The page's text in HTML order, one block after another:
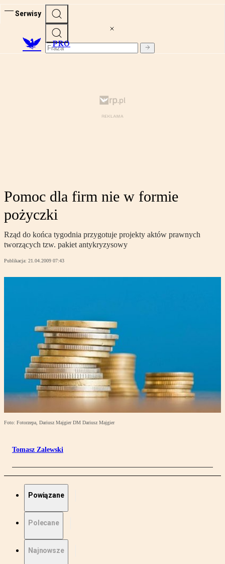
Serwisy
PRO
Pomoc dla firm nie w formie
pożyczki
Rząd do końca tygodnia przygotuje projekty aktów prawnych
tworzących tzw. pakiet antykryzysowy
Publikacja: 21.04.2009 07:43
Foto: Fotorzepa, Dariusz Majgier DM Dariusz Majgier
Tomasz Zalewski
Powiązane
Polecane
Najnowsze